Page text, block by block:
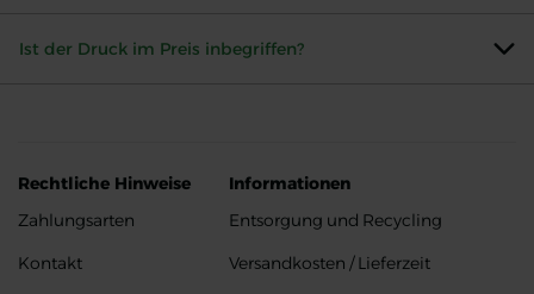
Ist der Druck im Preis inbegriffen?
Rechtliche Hinweise
Zahlungsarten
Kontakt
Informationen
Entsorgung und Recycling
Versandkosten / Lieferzeit